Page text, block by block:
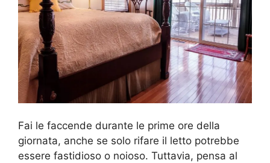
Fai le faccende durante le prime ore della
giornata, anche se solo rifare il letto potrebbe
essere fastidioso o noioso. Tuttavia, pensa al